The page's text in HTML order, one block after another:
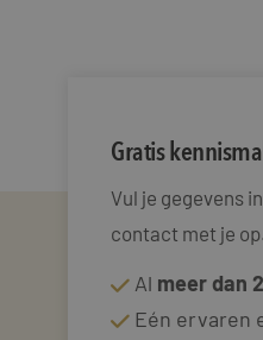
Gratis
Vul je gegevens
contact met je op.
Al meer dan
Eén ervaren